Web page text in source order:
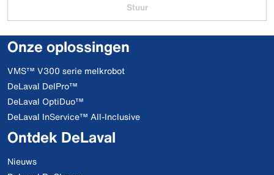
Stuur
Onze oplossingen
VMS™ V300 serie melkrobot
DeLaval DelPro™
DeLaval OptiDuo™
DeLaval InService™ All-Inclusive
Ontdek DeLaval
Nieuws